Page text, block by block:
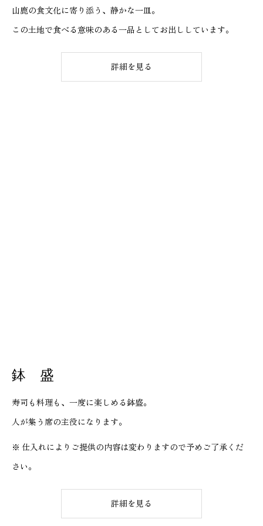
山鹿の食文化に寄り添う、静かな一皿。
この土地で食べる意味のある一品としてお出ししています。
詳細を見る
鉢 盛
寿司も料理も、一度に楽しめる鉢盛。
人が集う席の主役になります。
※ 仕入れによりご提供の内容は変わりますので予めご了承くだ
さい。
詳細を見る